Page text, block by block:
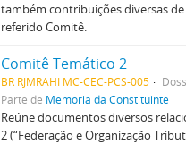
também contribuições diversas
referido Comitê.
Comitê Temático 2
BR RJMRAHI MC-CEC-PCS-005
Parte de Memória da Constituinte
Reúne documentos diversos
2 (“Federação e Organização